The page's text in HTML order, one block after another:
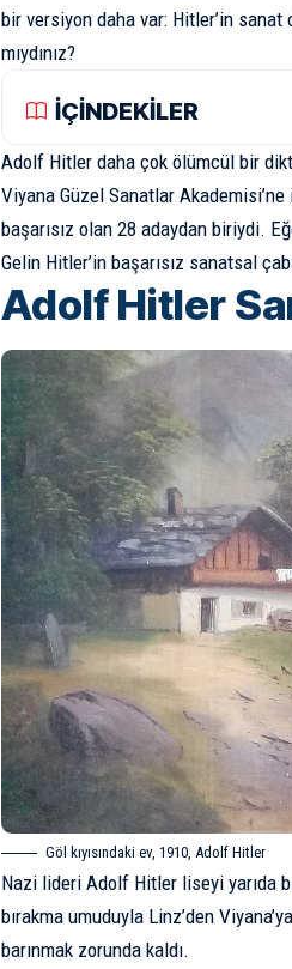
bir versiyon daha var: Hitler’in
mıydınız?
İÇİNDEKİLER
Adolf Hitler daha çok ölümcül bir
Viyana Güzel Sanatlar
başarısız olan 28 adaydan biriydi.
Gelin Hitler’in başarısız sanatsal
Adolf Hitler
Göl kıyısındaki ev, 1910, Adolf Hitler
Nazi lideri Adolf Hitler liseyi yarıda
bırakma umuduyla Linz’den
barınmak zorunda kaldı.